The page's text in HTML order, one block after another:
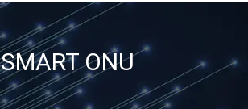
SMART ONU